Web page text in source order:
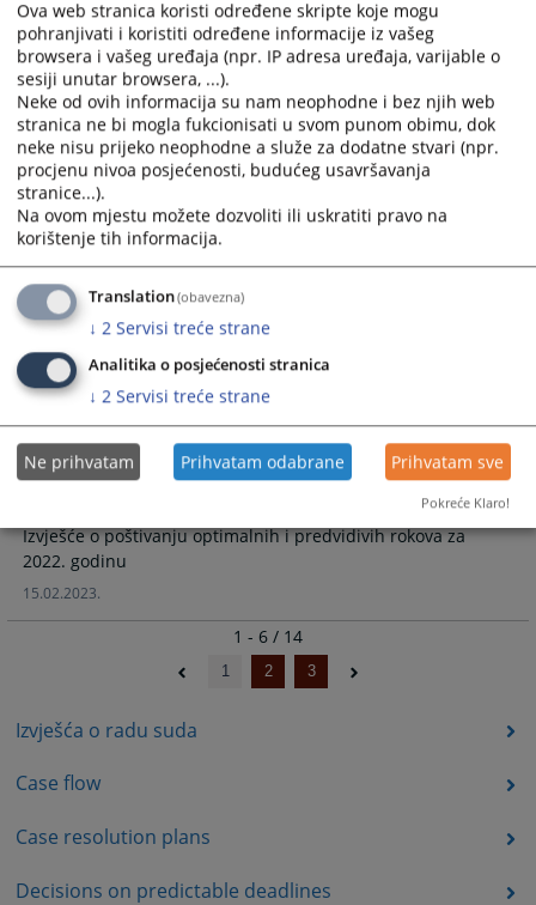
Izvješća o radu suda
Case flow
Case resolution plans
Decisions on predictable deadlines
Izvješće o poštivanju optimalnih i
predvidivih rokova za 2023. godinu
Izvješće o poštivanju optimalnih i predvidivih rokova za
2023. godinu Općinskog suda u Livnu.
16.01.2024.
Polugodišnje izvješće o poštivanju
predvidivih i optimalnih rokova za 2023.
godinu
Polugodišnje izvješće o poštivanju predvidivih i optimalnih
02.08.2023.
Izvješće o poštivanju optimalnih i
predvidivih rokova za 2022. godinu
Izvješće o poštivanju optimalnih i predvidivih rokova za
2022. godinu
15.02.2023.
1 - 6 / 14
1 2 3
Ova web stranica koristi određene skripte koje mogu
pohranjivati i koristiti određene informacije iz vašeg
browsera i vašeg uređaja (npr. IP adresa uređaja, varijable o
sesiji unutar browsera, ...).
Neke od ovih informacija su nam neophodne i bez njih web
stranica ne bi mogla fukcionisati u svom punom obimu, dok
neke nisu prijeko neophodne a služe za dodatne stvari (npr.
procjenu nivoa posjećenosti, budućeg usavršavanja
stranice...).
Na ovom mjestu možete dozvoliti ili uskratiti pravo na
korištenje tih informacija.
Translation(obavezna)
↓ 2 Servisi treće strane
Analitika o posjećenosti stranica
↓ 2 Servisi treće strane
Ne prihvatam Prihvatam odabrane Prihvatam sve
Pokreće Klaro!